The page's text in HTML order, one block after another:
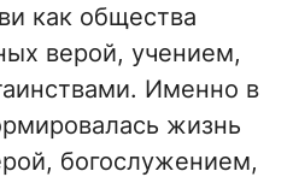
как общества
верой, учением,
Именно в
жизнь
богослужением,